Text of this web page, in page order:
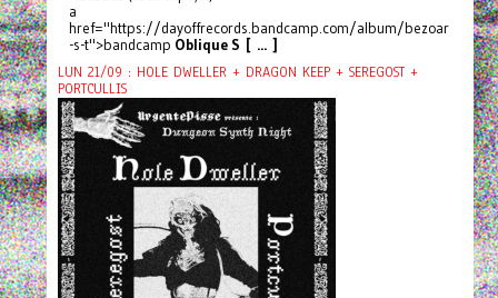
a
href="https://dayoffrecords.bandcamp.com/album/bezoar
-s-t">bandcamp Oblique S [ ... ]
LUN 21/09 : HOLE DWELLER + DRAGON KEEP + SEREGOST +
PORTCULLIS